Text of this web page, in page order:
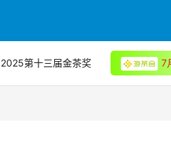
2025第十三届金茶奖 7